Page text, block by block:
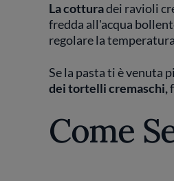
La cotturadei ravioli
fredda all'acqua
regolare la
Se la pasta ti è venuta
dei tortelli cremaschi,
Come